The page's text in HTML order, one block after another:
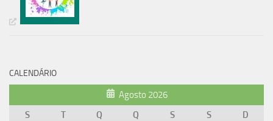
CALENDÁRIO
Agosto 2026
S
T Q Q S S
D